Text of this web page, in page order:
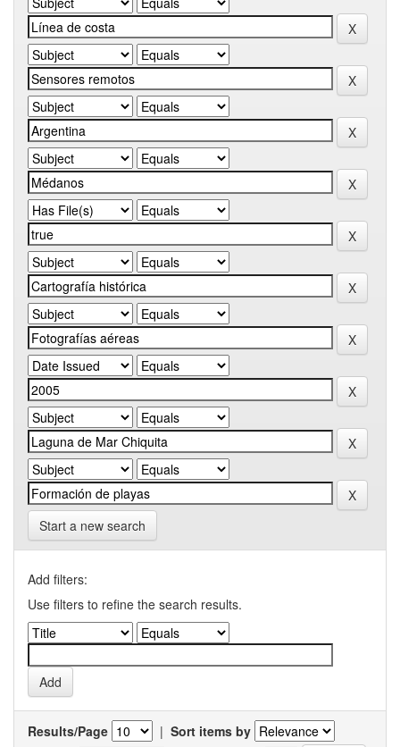
Start a new search
Add filters:
Use filters to refine the search results.
Results/Page | Sort items by